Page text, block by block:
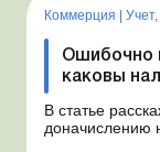
составляет 4
Коммерция |
Ошибочно
каковы
В статье
доначислению